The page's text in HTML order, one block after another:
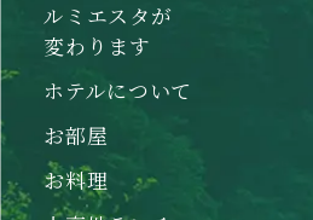
ルミエスタが
変わります
ホテルについて
お部屋
お料理